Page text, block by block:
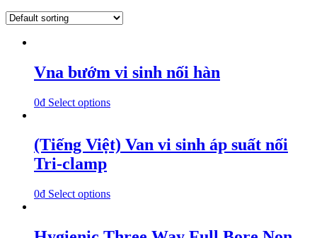
Vna bướm vi sinh nối hàn
0₫ Select options
(Tiếng Việt) Van vi sinh áp suất nối
Tri-clamp
0₫ Select options